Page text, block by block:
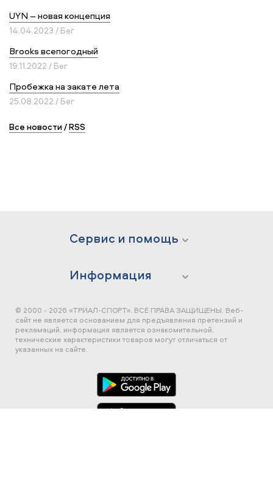
UYN – новая концепция
14.04.2023 / Бег
Brooks всепогодный
19.11.2022 / Бег
Пробежка на закате лета
25.08.2022 / Бег
Все новости/RSS
Сервис и помощь
Информация
© 2000 - 2026 «ТРИАЛ-СПОРТ». ВСЕ ПРАВА ЗАЩИЩЕНЫ. Веб-
сайт не является основанием для предъявления претензий и
рекламаций, информация является ознакомительной,
технические характеристики товаров могут отличаться от
указанных на сайте.